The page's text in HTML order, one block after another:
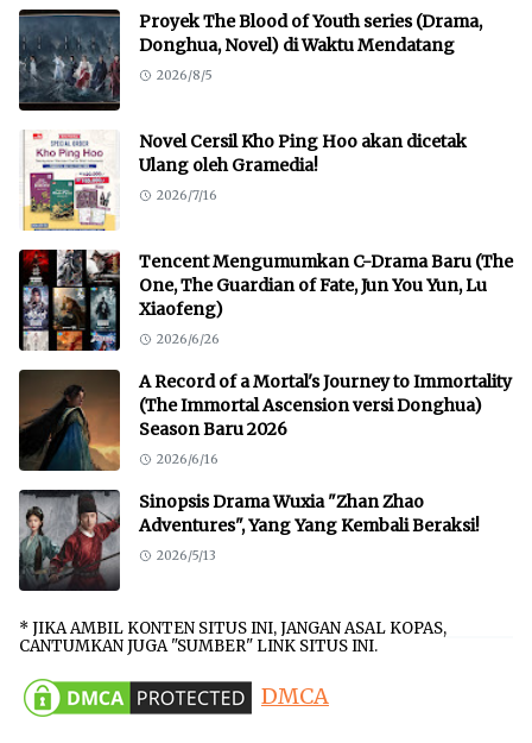
Proyek The Blood of Youth series (Drama,
Donghua, Novel) di Waktu Mendatang
2026/8/5
Novel Cersil Kho Ping Hoo akan dicetak
Ulang oleh Gramedia!
2026/7/16
Tencent Mengumumkan C-Drama Baru (The
One, The Guardian of Fate, Jun You Yun, Lu
Xiaofeng)
2026/6/26
A Record of a Mortal's Journey to Immortality
(The Immortal Ascension versi Donghua)
Season Baru 2026
2026/6/16
Sinopsis Drama Wuxia "Zhan Zhao
Adventures", Yang Yang Kembali Beraksi!
2026/5/13
* JIKA AMBIL KONTEN SITUS INI, JANGAN ASAL KOPAS,
CANTUMKAN JUGA "SUMBER" LINK SITUS INI.
DMCA